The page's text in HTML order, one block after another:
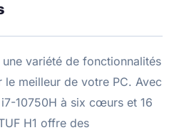
variété de fonctionnalités
meilleur de votre PC. Avec
10750H à six cœurs et 16
H1 offre des